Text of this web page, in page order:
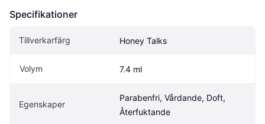
Specifikationer
Tillverkarfärg Honey Talks
Volym 7.4 ml
Egenskaper
Parabenfri, Vårdande, Doft,
Återfuktande